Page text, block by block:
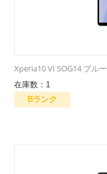
Xperia10 VI SOG14 ブル
在庫数：1
Bランク